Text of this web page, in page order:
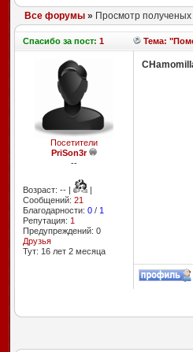
Все форумы» Просмотр полученых
Спасибоза пост: 1 Тема:
Посетители
PriSon3r
--
Возраст: -- |
|
Сообщений: 21
Благодарности: 0/ 1
Репутация: 1
Предупреждений: 0
Друзья
Тут: 16 лет 2 месяцa